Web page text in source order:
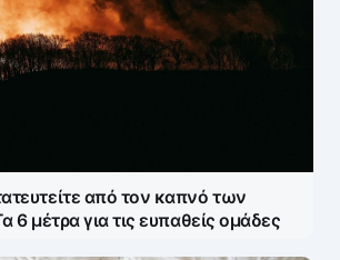
από τον καπνό των
6 μέτρα για τις ευπαθείς ομάδες